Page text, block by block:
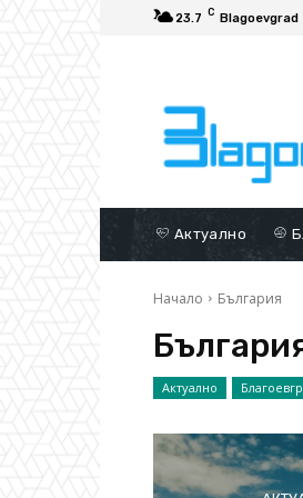
23.7 C Blagoevgrad
Актуално
Начало България
Актуално